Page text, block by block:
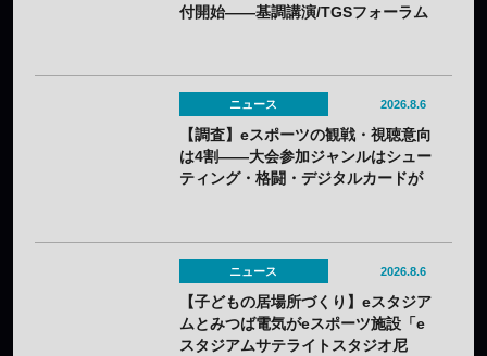
付開始——基調講演/TGSフォーラム
ニュース 2026.8.6
【調査】eスポーツの観戦・視聴意向
は4割——大会参加ジャンルはシュー
ティング・格闘・デジタルカードが
ニュース 2026.8.6
【子どもの居場所づくり】eスタジア
ムとみつば電気がeスポーツ施設「e
スタジアムサテライトスタジオ尼